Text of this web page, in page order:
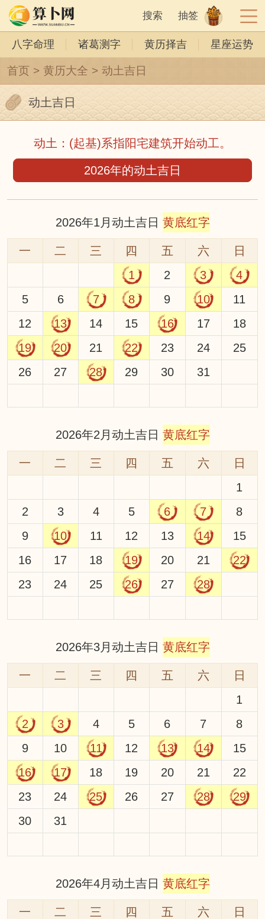
搜索 抽签
八字命理 诸葛测字 黄历择吉 星座运势
首页 > 黄历大全 > 动土吉日
动土吉日
动土：(起基)系指阳宅建筑开始动工。
2026年的动土吉日
2026年1月动土吉日 黄底红字
一 二 三 四 五 六
日
1
2 3
4
5
6 7 8 9 10
11
12
13 14 15 16 17
18
19
20 21 22 23 24
25
26
27 28 29 30 31
2026年2月动土吉日 黄底红字
一 二 三 四 五 六
日
1
2
3 4 5 6 7
8
9
10 11 12 13 14
15
16
17 18 19 20 21
22
23
24 25 26 27 28
2026年3月动土吉日 黄底红字
一 二 三 四 五 六
日
1
2
3 4 5 6 7
8
9
10 11 12 13 14
15
16
17 18 19 20 21
22
23
24 25 26 27 28
29
30
31
2026年4月动土吉日 黄底红字
一 二 三 四 五 六
日